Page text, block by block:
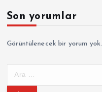
Son yorumlar
Görüntülenecek bir yorum yok.